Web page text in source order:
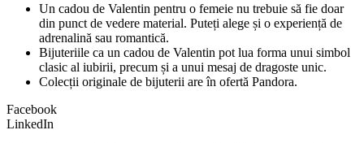
Un cadou de Valentin pentru o femeie nu trebuie să fie doar
din punct de vedere material. Puteți alege și o experiență de
adrenalină sau romantică.
Bijuteriile ca un cadou de Valentin pot lua forma unui simbol
clasic al iubirii, precum și a unui mesaj de dragoste unic.
Colecții originale de bijuterii are în ofertă Pandora.
Facebook
LinkedIn